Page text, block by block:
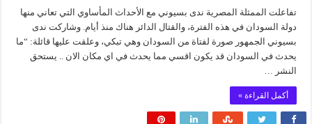
تفاعلت الممثلة المصرية ندى بسيوني مع الأحداث المأساوي التي تعاني منها
دولة السودان في هذه الفترة، والقتال الدائر هناك منذ أيام. وشاركت ندى
بسيوني الجمهور صورة لفتاة من السودان وهي تبكي، وعلقت عليها قائلة: “‏ما
يحدث في السودان قد يكون اقسي مما يحدث في اي مكان الان .. ‏يستحق
النشر …
أكمل القراءة »